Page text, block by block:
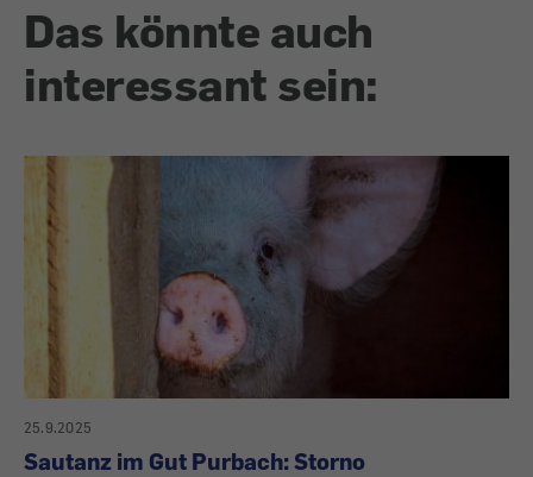
Das könnte auch
interessant sein:
25.9.2025
Sautanz im Gut Purbach: Storno